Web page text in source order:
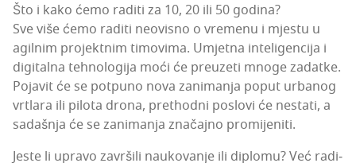
Što i kako ćemo radi­ti za 10, 20 ili 50 godina?
Sve više ćemo radi­ti neo­vis­no o vre­me­nu i mjes­tu u
agil­nim pro­jek­t­nim timo­vi­ma. Umjet­na inte­li­gen­ci­ja i
digi­tal­na teh­no­lo­gi­ja moći će pre­uze­ti mno­ge zadat­ke.
Poja­vit će se pot­pu­no nova zani­ma­nja poput urba­nog
vrtla­ra ili pilo­ta dro­na, pret­hod­ni pos­lo­vi će nes­ta­ti, a
sadaš­nja će se zani­ma­nja zna­čaj­no promijeniti.
Jes­te li upra­vo zavr­ši­li nauko­va­nje ili diplo­mu? Već radi­